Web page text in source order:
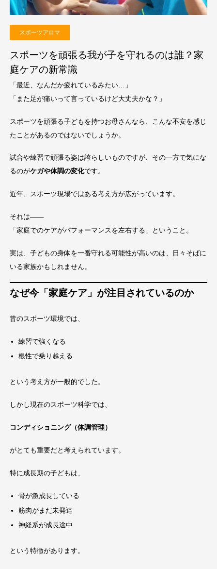
スポーツアロマ
スポーツを頑張る我が子を守れるのは誰？家
庭ケアの新常識
「最近、なんだか疲れているみたい…」
「また足が痛いって言っているけど大丈夫かな？」
スポーツを頑張る子どもを持つお母さんなら、こんな不安を感じ
たことがあるのではないでしょうか。
試合や練習で頑張る姿は誇らしいものですが、その一方で気にな
るのがケガや体調の変化です。
近年、スポーツ現場ではある考え方が広がっています。
それは——
「家庭でのケアがパフォーマンスを左右する」ということ。
実は、子どもの身体を一番守れる可能性が高いのは、日々そばに
いる家族かもしれません。
なぜ今「家庭ケア」が注目されているのか
昔のスポーツ環境では、
練習で強くなる
根性で乗り越える
という考え方が一般的でした。
しかし現在のスポーツ科学では、
コンディショニング（体調管理）
がとても重要だと考えられています。
特に成長期の子どもは、
骨が急成長している
筋肉がまだ未発達
神経系が成長途中
という特徴があります。